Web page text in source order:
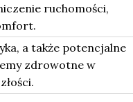
ruchomości,
a także potencjalne
zdrowotne w